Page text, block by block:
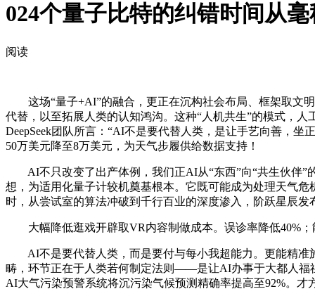
024个量子比特的纠错时间从
阅读
这场“量子+AI”的融合，更正在沉构社会布局、框架取文明
代替，以至拓展人类的认知鸿沟。这种“人机共生”的模式，
DeepSeek团队所言：“AI不是要代替人类，是让手艺向善，
50万美元降至8万美元，为天气步履供给数据支持！
AI不只改变了出产体例，我们正AI从“东西”向“共生伙伴”
想，为适用化量子计较机奠基根本。它既可能成为处理天气
时，从尝试室的算法冲破到千行百业的深度渗入，阶跃星辰
大幅降低逛戏开辟取VR内容制做成本。误诊率降低40%；
AI不是要代替人类，而是要付与每小我超能力。更能精准
畴，环节正在于人类若何制定法则——是让AI办事于大都人福
AI大气污染预警系统将沉污染气候预测精确率提高至92%。